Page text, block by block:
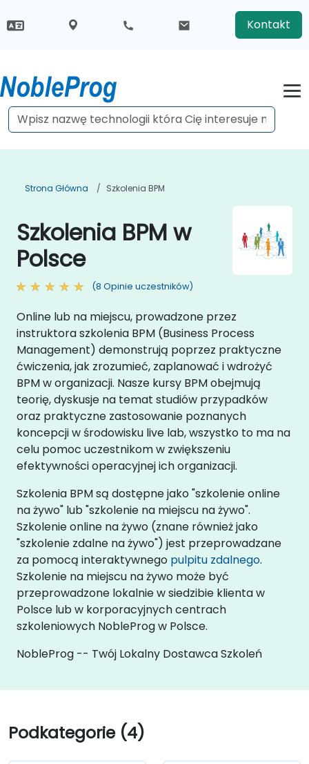
Kontakt
Strona Główna Szkolenia BPM
Szkolenia BPM w
Polsce
(8 Opinie uczestników)
Online lub na miejscu, prowadzone przez
instruktora szkolenia BPM (Business Process
Management) demonstrują poprzez praktyczne
ćwiczenia, jak zrozumieć, zaplanować i wdrożyć
BPM w organizacji. Nasze kursy BPM obejmują
teorię, dyskusje na temat studiów przypadków
oraz praktyczne zastosowanie poznanych
koncepcji w środowisku live lab, wszystko to ma na
celu pomoc uczestnikom w zwiększeniu
efektywności operacyjnej ich organizacji.
Szkolenia BPM są dostępne jako "szkolenie online
na żywo" lub "szkolenie na miejscu na żywo".
Szkolenie online na żywo (znane również jako
"szkolenie zdalne na żywo") jest przeprowadzane
za pomocą interaktywnego pulpitu zdalnego.
Szkolenie na miejscu na żywo może być
przeprowadzone lokalnie w siedzibie klienta w
Polsce lub w korporacyjnych centrach
szkoleniowych NobleProg w Polsce.
NobleProg -- Twój Lokalny Dostawca Szkoleń
Podkategorie (4)